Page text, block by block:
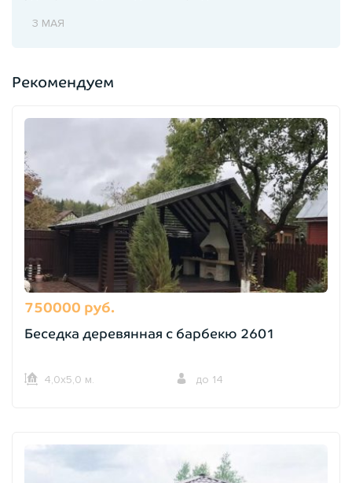
3 МАЯ
Рекомендуем
750000 руб.
Беседка деревянная с барбекю 2601
4,0х5,0 м. до 14